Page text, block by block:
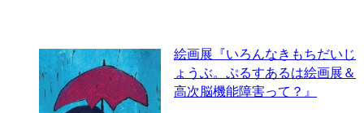
絵画展『いろんなきもちだいじ
ょうぶ。ぷるすあるは絵画展＆
高次脳機能障害って？』